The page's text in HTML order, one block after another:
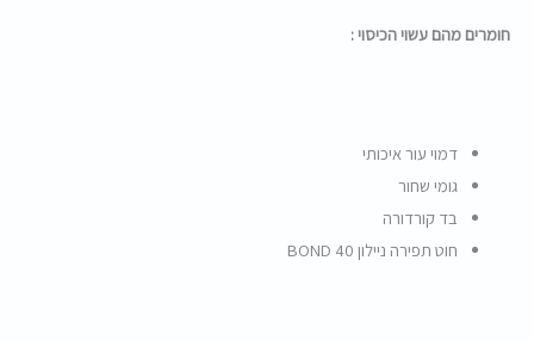
חומרים מהם עשוי הכיסוי :
דמוי עור איכותי
גומי שחור
בד קורדורה
חוט תפירה ניילון BOND 40